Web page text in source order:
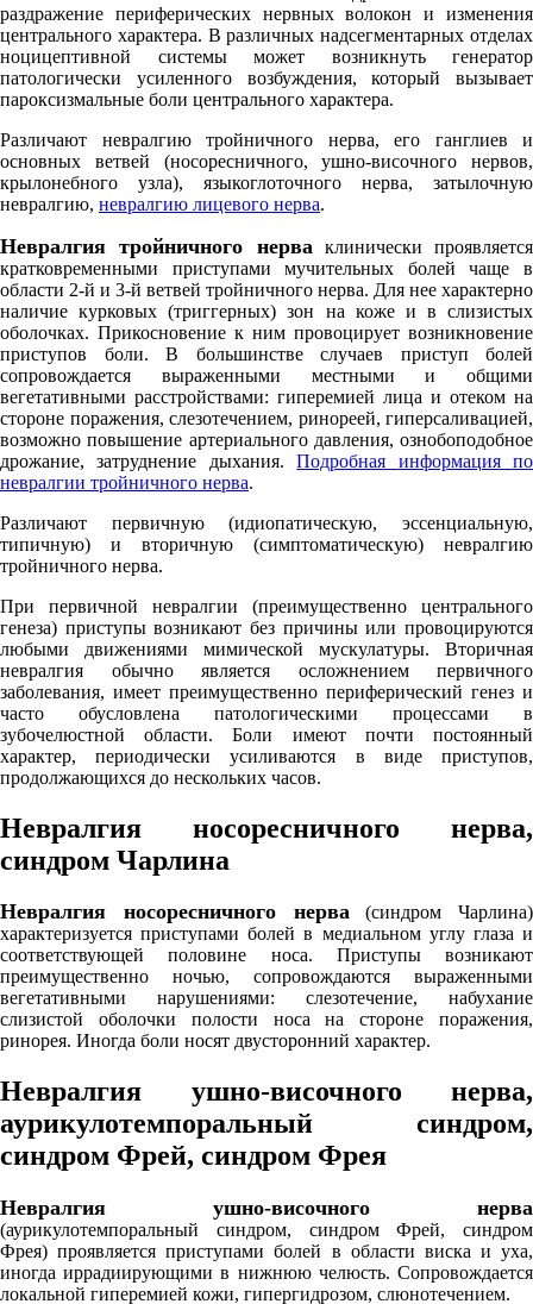
раздражение периферических нервных волокон и изменения
центрального характера. В различных надсегментарных отделах
ноцицептивной системы может возникнуть генератор
патологически усиленного возбуждения, который вызывает
пароксизмальные боли центрального характера.
Различают невралгию тройничного нерва, его ганглиев и
основных ветвей (носоресничного, ушно-височного нервов,
крылонебного узла), языкоглоточного нерва, затылочную
невралгию, невралгию лицевого нерва.
Невралгия тройничного нерва клинически проявляется
кратковременными приступами мучительных болей чаще в
области 2-й и 3-й ветвей тройничного нерва. Для нее характерно
наличие курковых (триггерных) зон на коже и в слизистых
оболочках. Прикосновение к ним провоцирует возникновение
приступов боли. В большинстве случаев приступ болей
сопровождается выраженными местными и общими
вегетативными расстройствами: гиперемией лица и отеком на
стороне поражения, слезотечением, ринореей, гиперсаливацией,
возможно повышение артериального давления, ознобоподобное
дрожание, затруднение дыхания.Подробная информация по
невралгии тройничного нерва.
Различают первичную (идиопатическую, эссенциальную,
типичную) и вторичную (симптоматическую) невралгию
тройничного нерва.
При первичной невралгии (преимущественно центрального
генеза) приступы возникают без причины или провоцируются
любыми движениями мимической мускулатуры. Вторичная
невралгия обычно является осложнением первичного
заболевания, имеет преимущественно периферический генез и
часто обусловлена патологическими процессами в
зубочелюстной области. Боли имеют почти постоянный
характер, периодически усиливаются в виде приступов,
продолжающихся до нескольких часов.
Невралгия носоресничного нерва,
синдром Чарлина
Невралгия носоресничного нерва(синдром Чарлина)
характеризуется приступами болей в медиальном углу глаза и
соответствующей половине носа. Приступы возникают
преимущественно ночью, сопровождаются выраженными
вегетативными нарушениями: слезотечение, набухание
слизистой оболочки полости носа на стороне поражения,
ринорея. Иногда боли носят двусторонний характер.
Невралгия ушно-височного нерва,
аурикулотемпоральный синдром,
синдром Фрей, синдром Фрея
Невралгия ушно-височного нерва
(аурикулотемпоральный синдром, синдром Фрей, синдром
Фрея) проявляется приступами болей в области виска и уха,
иногда иррадиирующими в нижнюю челюсть. Сопровождается
локальной гиперемией кожи, гипергидрозом, слюнотечением.